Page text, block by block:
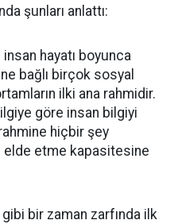
şunları anlattı:
hayatı boyunca
bağlı birçok sosyal
ilki ana rahmidir.
göre insan bilgiyi
hiçbir şey
elde etme kapasitesine
bir zaman zarfında ilk